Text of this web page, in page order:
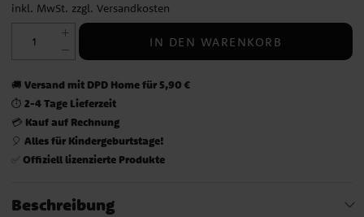
inkl. MwSt. zzgl. Versandkosten
IN DEN WARENKORB
🚚 Versand mit DPD Home für 5,90 €
⏱️ 2-4 Tage Lieferzeit
💳 Kauf auf Rechnung
🎈 Alles für Kindergeburtstage!
✅ Offiziell lizenzierte Produkte
Beschreibung